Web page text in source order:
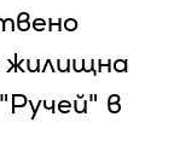
жилищна
в